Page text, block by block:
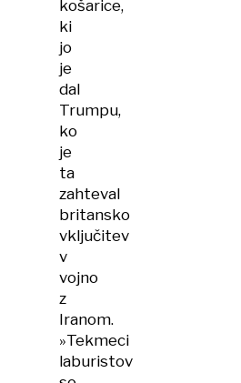
košarice,
ki
jo
je
dal
Trumpu,
ko
je
ta
zahteval
britansko
vključitev
v
vojno
z
Iranom.
»Tekmeci
laburistov